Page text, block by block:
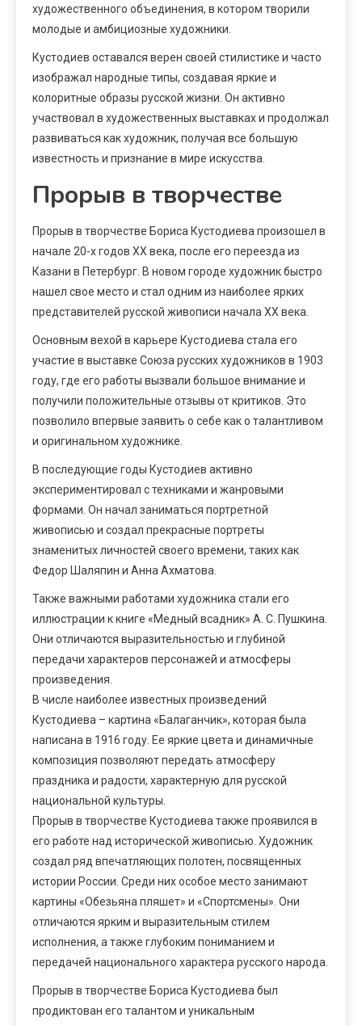
художественного объединения, в котором творили
молодые и амбициозные художники.
Кустодиев оставался верен своей стилистике и часто
изображал народные типы, создавая яркие и
колоритные образы русской жизни. Он активно
участвовал в художественных выставках и продолжал
развиваться как художник, получая все большую
известность и признание в мире искусства.
Прорыв в творчестве
Прорыв в творчестве Бориса Кустодиева произошел в
начале 20-х годов XX века, после его переезда из
Казани в Петербург. В новом городе художник быстро
нашел свое место и стал одним из наиболее ярких
представителей русской живописи начала XX века.
Основным вехой в карьере Кустодиева стала его
участие в выставке Союза русских художников в 1903
году, где его работы вызвали большое внимание и
получили положительные отзывы от критиков. Это
позволило впервые заявить о себе как о талантливом
и оригинальном художнике.
В последующие годы Кустодиев активно
экспериментировал с техниками и жанровыми
формами. Он начал заниматься портретной
живописью и создал прекрасные портреты
знаменитых личностей своего времени, таких как
Федор Шаляпин и Анна Ахматова.
Также важными работами художника стали его
иллюстрации к книге «Медный всадник» А. С. Пушкина.
Они отличаются выразительностью и глубиной
передачи характеров персонажей и атмосферы
произведения.
В числе наиболее известных произведений
Кустодиева – картина «Балаганчик», которая была
написана в 1916 году. Ее яркие цвета и динамичные
композиция позволяют передать атмосферу
праздника и радости, характерную для русской
национальной культуры.
Прорыв в творчестве Кустодиева также проявился в
его работе над исторической живописью. Художник
создал ряд впечатляющих полотен, посвященных
истории России. Среди них особое место занимают
картины «Обезьяна пляшет» и «Спортсмены». Они
отличаются ярким и выразительным стилем
исполнения, а также глубоким пониманием и
передачей национального характера русского народа.
Прорыв в творчестве Бориса Кустодиева был
продиктован его талантом и уникальным